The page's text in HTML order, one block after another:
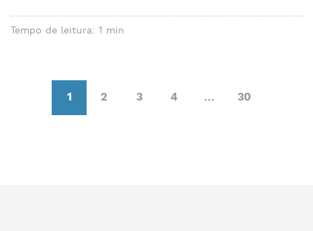
Tempo de leitura: 1 min
1 2 3 4 ... 30